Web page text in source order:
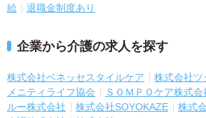
給
退職金制度あり
企業から介護の求人を探す
株式会社ベネッセスタイルケア 株式会社ツ
メニティライフ協会
ＳＯＭＰＯケア株式会
ルー株式会社
株式会社SOYOKAZE 株式